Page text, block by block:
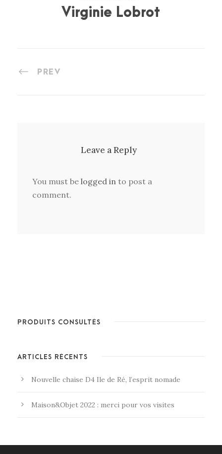
Virginie Lobrot
PREV
Leave a Reply
You must be logged in to post a
comment.
PRODUITS CONSULTÉS
ARTICLES RÉCENTS
Nouvelle chaise D4 Ile de Ré, l’esprit nomade
Maison&Objet 2022 : merci pour vos visites